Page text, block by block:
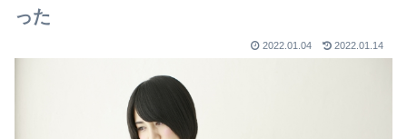
った
2022.01.04 2022.01.14